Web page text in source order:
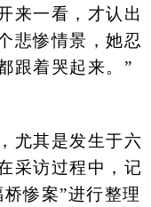
来一看，才认出
悲惨情景，她忍
跟着哭起来。”
其是发生于六
采访过程中，记
惨案”进行整理